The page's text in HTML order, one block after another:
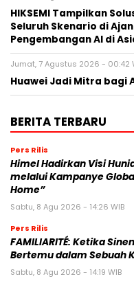
HIKSEMI Tampilkan
Seluruh Skenario di
Pengembangan AI di
Jumat, 7 Agustus 2026 - 00:42
Huawei Jadi Mitra bagi
BERITA TERBARU
Pers Rilis
Himel Hadirkan Visi
melalui Kampanye
Home”
Sabtu, 8 Agu 2026 - 14:26 WIB
Pers Rilis
FAMILIARITÉ: Ketika
Bertemu dalam Sebuah
Sabtu, 8 Agu 2026 - 14:19 WIB